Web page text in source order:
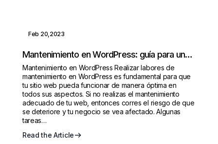
Feb 20,2023
Mantenimiento en WordPress: guía para una
web óptima
Mantenimiento en WordPress Realizar labores de
mantenimiento en WordPress es fundamental para que
tu sitio web pueda funcionar de manera óptima en
todos sus aspectos. Si no realizas el mantenimiento
adecuado de tu web, entonces corres el riesgo de que
se deteriore y tu negocio se vea afectado. Algunas
tareas…
Read the Article